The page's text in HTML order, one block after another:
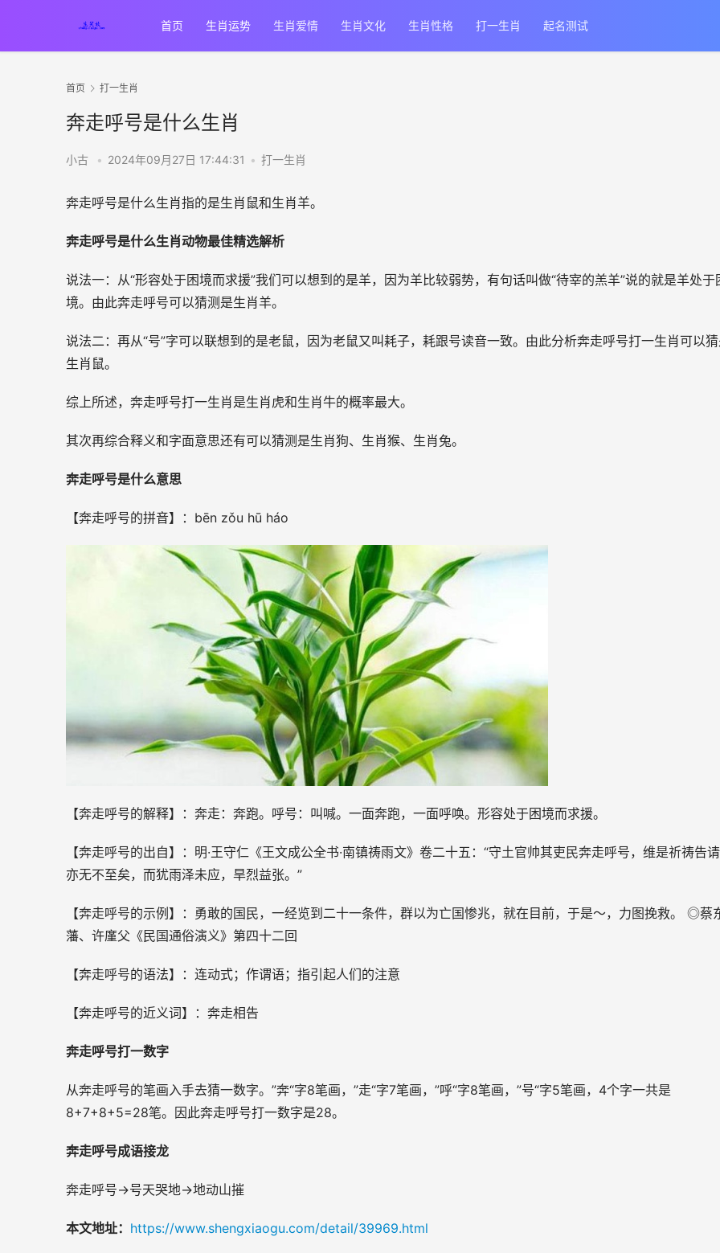
首页 生肖运势 生肖爱情 生肖文化 生肖性格 打一生肖 起名测试
首页 打一生肖
奔走呼号是什么生肖
小古 • 2024年09月27日 17:44:31 • 打一生肖
奔走呼号是什么生肖指的是生肖鼠和生肖羊。
奔走呼号是什么生肖动物最佳精选解析
说法一：从“形容处于困境而求援”我们可以想到的是羊，因为羊比较弱势，有句话叫做“待宰的羔羊”说的就是羊处于
境。由此奔走呼号可以猜测是生肖羊。
说法二：再从“号”字可以联想到的是老鼠，因为老鼠又叫耗子，耗跟号读音一致。由此分析奔走呼号打一生肖可以
生肖鼠。
综上所述，奔走呼号打一生肖是生肖虎和生肖牛的概率最大。
其次再综合释义和字面意思还有可以猜测是生肖狗、生肖猴、生肖兔。
奔走呼号是什么意思
【奔走呼号的拼音】：bēn zǒu hū háo
【奔走呼号的解释】：奔走：奔跑。呼号：叫喊。一面奔跑，一面呼唤。形容处于困境而求援。
【奔走呼号的出自】：明·王守仁《王文成公全书·南镇祷雨文》卷二十五：“守土官帅其吏民奔走呼号，维是祈祷告
亦无不至矣，而犹雨泽未应，旱烈益张。”
【奔走呼号的示例】：勇敢的国民，一经览到二十一条件，群以为亡国惨兆，就在目前，于是～，力图挽救。 ◎蔡
藩、许廑父《民国通俗演义》第四十二回
【奔走呼号的语法】：连动式；作谓语；指引起人们的注意
【奔走呼号的近义词】：奔走相告
奔走呼号打一数字
从奔走呼号的笔画入手去猜一数字。”奔“字8笔画，”走“字7笔画，”呼“字8笔画，”号“字5笔画，4个字一共是
8+7+8+5=28笔。因此奔走呼号打一数字是28。
奔走呼号成语接龙
奔走呼号→号天哭地→地动山摧
本文地址： https://www.shengxiaogu.com/detail/39969.html